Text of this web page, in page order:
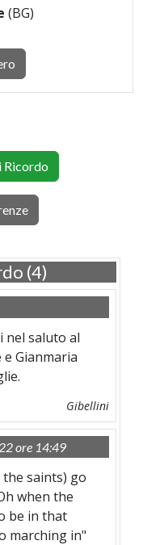
(BG)
Ricordo
(4)
nel saluto al
Gianmaria
Gibellini
ore 14:49
saints) go
when the
be in that
marching in"